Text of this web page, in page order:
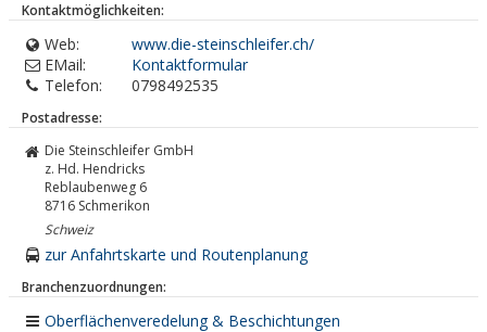
Kontaktmöglichkeiten:
Web:
www.die-steinschleifer.ch/
EMail:
Kontaktformular
Telefon:
0798492535
Postadresse:
Die Steinschleifer GmbH
z. Hd. Hendricks
Reblaubenweg 6
8716 Schmerikon
Schweiz
zur Anfahrtskarte und Routenplanung
Branchenzuordnungen:
Oberflächenveredelung & Beschichtungen